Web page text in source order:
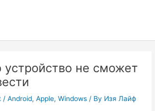
не сможет
/Android,Apple,Windows / By Изя Лайф